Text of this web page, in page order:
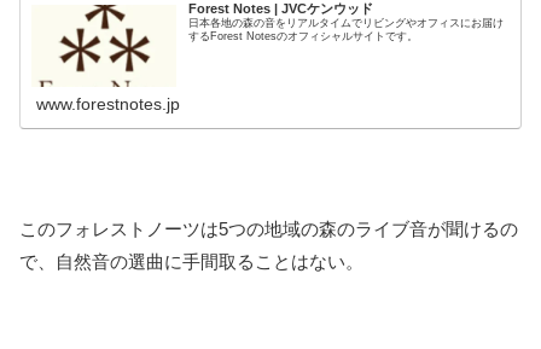
Forest Notes | JVCケンウッド
日本各地の森の音をリアルタイムでリビングやオフィスにお届け
するForest Notesのオフィシャルサイトです。
www.forestnotes.jp
このフォレストノーツは5つの地域の森のライブ音が聞けるの
で、自然音の選曲に手間取ることはない。